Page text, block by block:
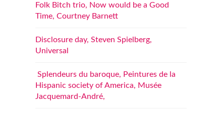
Folk Bitch trio, Now would be a Good
Time, Courtney Barnett
Disclosure day, Steven Spielberg,
Universal
Splendeurs du baroque, Peintures de la
Hispanic society of America, Musée
Jacquemard-André,